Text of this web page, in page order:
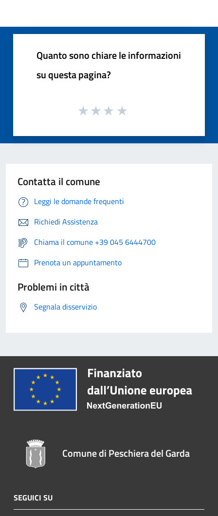
Quanto sono chiare le informazioni
su questa pagina?
Contatta il comune
Leggi le domande frequenti
Richiedi Assistenza
Chiama il comune +39 045 6444700
Prenota un appuntamento
Problemi in città
Segnala disservizio
Comune di Peschiera del Garda
SEGUICI SU